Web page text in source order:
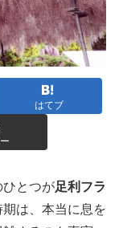
はてブ
ひとつが足利フラ
は、本当に息を